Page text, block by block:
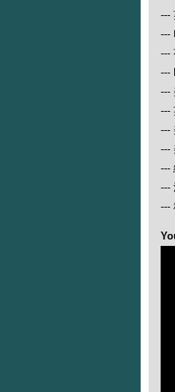
---
---
---
---
---
---
---
---
---
---
---